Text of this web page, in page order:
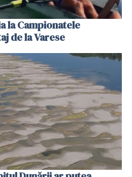
la Campionatele
de la Varese